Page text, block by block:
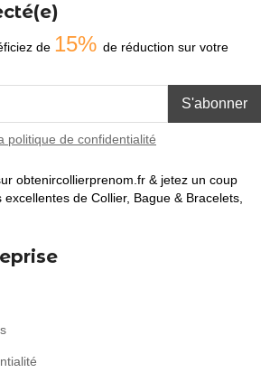
de 15% de réduction sur votre
S'abonner
politique de confidentialité
obtenircollierprenom.fr & jetez un coup
excellentes de Collier, Bague & Bracelets,